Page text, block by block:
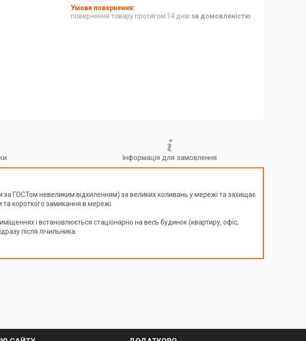
повернення товару протягом 14 днів за домовленістю
Інформація для замовлення
за ГОСТом невеликим відхиленням) за великих коливань у мережі та захищає
короткого замикання в мережі.
і встановлюється стаціонарно на весь будинок (квартиру, офіс,
після лічильника.